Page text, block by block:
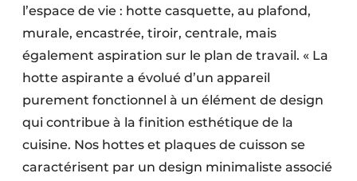
l’espace de vie : hotte casquette, au plafond,
murale, encastrée, tiroir, centrale, mais
également aspiration sur le plan de travail. « La
hotte aspirante a évolué d’un appareil
purement fonctionnel à un élément de design
qui contribue à la finition esthétique de la
cuisine. Nos hottes et plaques de cuisson se
caractérisent par un design minimaliste associé